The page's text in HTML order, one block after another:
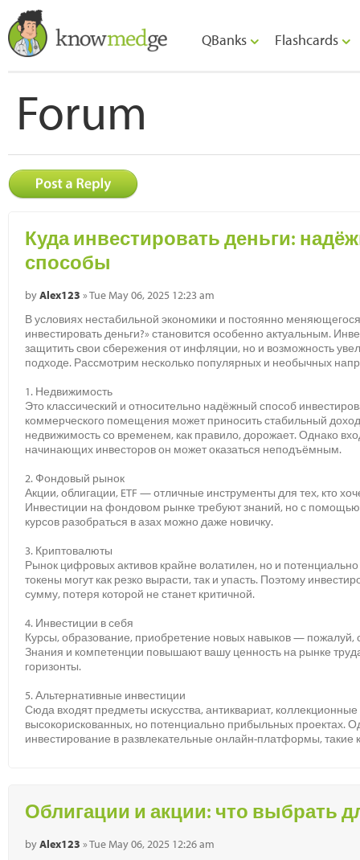
QBanks Flashcards
Forum
Куда инвестировать деньги:
способы
byAlex123 » Tue May 06, 2025 12:23 am
В условиях нестабильной экономики и постоянно
инвестировать деньги?» становится особенно актуальным.
защитить свои сбережения от инфляции, но и возможность
подходе. Рассмотрим несколько популярных и необычных
1. Недвижимость
Это классический и относительно надёжный способ
коммерческого помещения может приносить стабильный
недвижимость со временем, как правило, дорожает. Однако
начинающих инвесторов он может оказаться неподъёмным.
2. Фондовый рынок
Акции, облигации, ETF — отличные инструменты для тех, кто
Инвестиции на фондовом рынке требуют знаний, но с
курсов разобраться в азах можно даже новичку.
3. Криптовалюты
Рынок цифровых активов крайне волатилен, но и
токены могут как резко вырасти, так и упасть. Поэтому
сумму, потеря которой не станет критичной.
4. Инвестиции в себя
Курсы, образование, приобретение новых навыков —
Знания и компетенции повышают вашу ценность на рынке
горизонты.
5. Альтернативные инвестиции
Сюда входят предметы искусства, антиквариат,
высокорискованных, но потенциально прибыльных проектах.
инвестирование в развлекательные онлайн-платформы, такие
Облигации и акции: что выбрать
byAlex123 » Tue May 06, 2025 12:26 am